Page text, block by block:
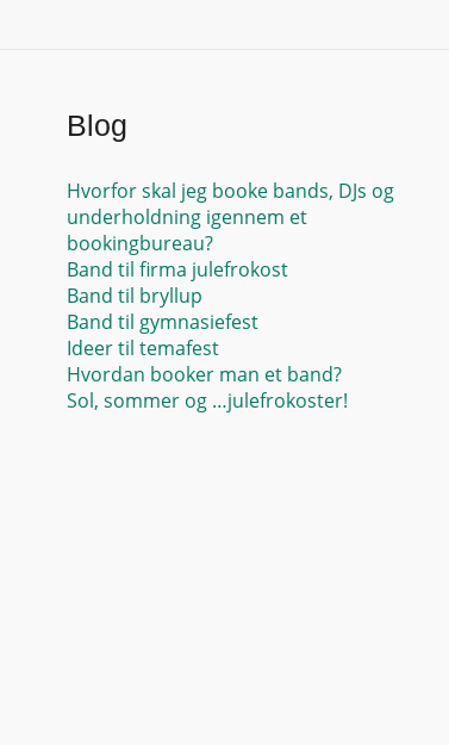
Blog
Hvorfor skal jeg booke bands, DJs og
underholdning igennem et
bookingbureau?
Band til firma julefrokost
Band til bryllup
Band til gymnasiefest
Ideer til temafest
Hvordan booker man et band?
Sol, sommer og …julefrokoster!